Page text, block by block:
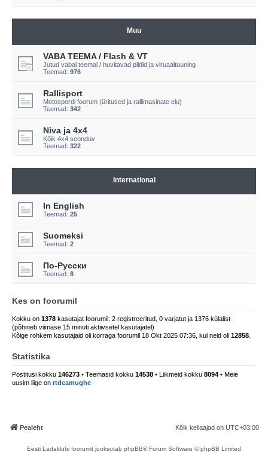
Muu
VABA TEEMA / Flash & VT
Jutud vabal teemal / huvitavad pildid ja viruaaltuuning
Teemad: 976
Rallisport
Motospordi foorum (üritused ja rallimasinate elu)
Teemad: 342
Niva ja 4x4
Kõik 4x4 seonduv
Teemad: 322
International
In English
Teemad: 25
Suomeksi
Teemad: 2
По-Русски
Teemad: 8
Kes on foorumil
Kokku on 1378 kasutajat foorumil: 2 registreeritud, 0 varjatut ja 1376 külalist
(põhineb viimase 15 minuti aktiivsetel kasutajatel)
Kõige rohkem kasutajaid oli korraga foorumil 18 Okt 2025 07:36, kui neid oli 12858
Statistika
Postitusi kokku 146273 • Teemasid kokku 14538 • Liikmeid kokku 8094 • Meie
uusim liige on rtdcamughe
Pealeht Kõik kellaajad on UTC+03:00
Eesti Ladaklubi foorumit jooksutab phpBB® Forum Software © phpBB Limited